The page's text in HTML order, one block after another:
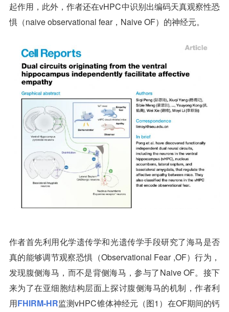
起作用，此外，作者还在vHPC中识别出编码天真观察性恐
惧（naive observational fear，Naive OF）的神经元。
作者首先利用化学遗传学和光遗传学手段研究了海马是否
真的能够调节观察恐惧（Observational Fear ,OF）行为，
发现腹侧海马，而不是背侧海马，参与了Naive OF。接下
来为了在亚细胞结构层面上探讨腹侧海马的机制，作者利
用FHIRM-HR监测vHPC锥体神经元（图1）在OF期间的钙